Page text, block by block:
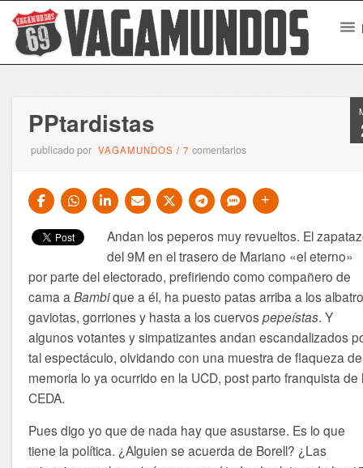
PPtardistas
publicado por VAGAMUNDOS /7comentarios
Andan los peperos muy revueltos. El
del 9M en el trasero de Mariano «el eterno»
por parte del electorado, prefiriendo como compañero de
cama aBambique a él, ha puesto patas arriba a los
gaviotas, gorriones y hasta a los cuervospepeístas. Y
algunos votantes y simpatizantes andan escandalizados
tal espectáculo, olvidando con una muestra de flaqueza de
memoria lo ya ocurrido en la UCD, post parto franquista de
CEDA.
Pues digo yo que de nada hay que asustarse. Es lo que
tiene la política. ¿Alguien se acuerda de Borell? ¿Las